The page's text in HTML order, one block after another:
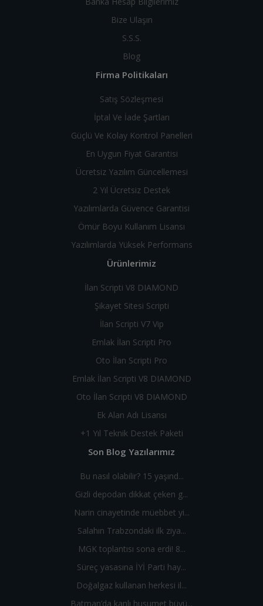
Bize Ulaşın
S.S.S.
Blog
Firma Politikaları
Satış Sözleşmesi
İptal Ve İade Şartları
Güçlü Ve Kolay Kontrol Panelleri
En Uygun Fiyat Garantisi
Ücretsiz Yazılım Güncellemesi
2 Yıl Ücretsiz Destek
Yazılımlarda Güvence Garantisi
Ömür Boyu Kullanım Lisansı
Yazılımlarda Yüksek Performans
Ürünlerimiz
İlan Scripti V8 DIAMOND
Şikayet Sitesi Scripti
İlan Scripti V7 Vip
Emlak İlan Scripti Pro
Oto İlan Scripti Pro
Emlak İlan Scripti V8 DIAMOND
Oto İlan Scripti V8 DIAMOND
Ek Alan Adı Lisansı
+1 Yıl Teknik Destek Paketi
Son Blog Yazılarımız
Bu nasıl olabilir? 15 yaşınd...
Gizli depodan dikkat çeken g...
Narin cinayetinde müebbet yi...
Salahın Trabzondaki ilk ziya...
MGK toplantısı sona erdi! 8...
Süreç yasasına İYİ Parti hay...
Doğalgaz kullanan herkesi il...
Batman’da kanlı husumet büyü...